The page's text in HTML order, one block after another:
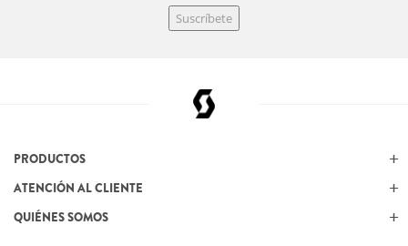
Suscríbete
PRODUCTOS
ATENCIÓN AL CLIENTE
QUIÉNES SOMOS